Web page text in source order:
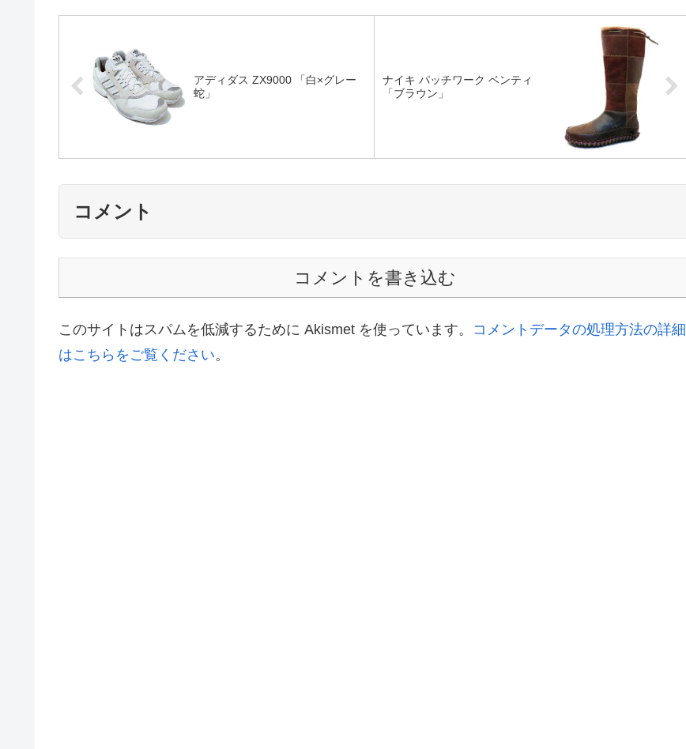
アディダス ZX9000 「白×グレー
蛇」
ナイキ パッチワーク ベンティ
「ブラウン」
コメント
コメントを書き込む
このサイトはスパムを低減するために Akismet を使っています。 コメントデータの処理方法の詳細
はこちらをご覧ください。